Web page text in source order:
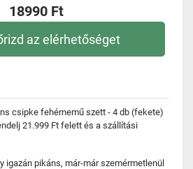
18990 Ft
az elérhetőséget
csipke fehérnemű szett - 4 db (fekete)
21.999 Ft felett és a szállítási
igazán pikáns, már-már szemérmetlenül